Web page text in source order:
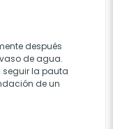
después
de agua.
la pauta
de un